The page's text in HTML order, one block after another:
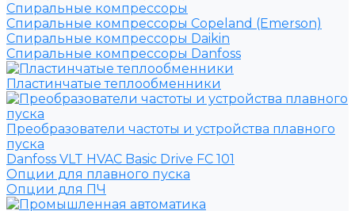
Спиральные компрессоры
Спиральные компрессоры Copeland (Emerson)
Спиральные компрессоры Daikin
Спиральные компрессоры Danfoss
Пластинчатые теплообменники
Преобразователи частоты и устройства плавного
пуска
Danfoss VLT HVAC Basic Drive FC 101
Опции для плавного пуска
Опции для ПЧ